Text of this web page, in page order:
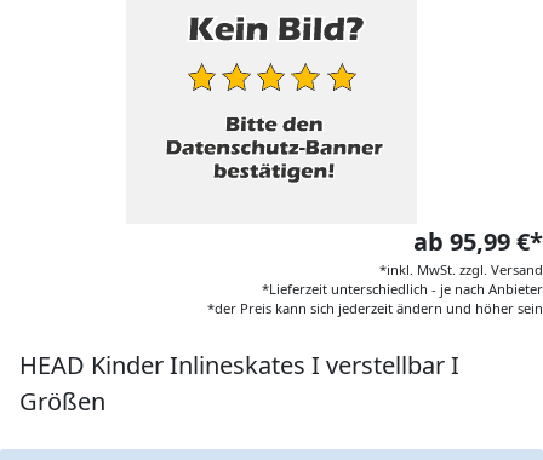
ab 95,99 €*
*inkl. MwSt. zzgl. Versand
*Lieferzeit unterschiedlich - je nach Anbieter
*der Preis kann sich jederzeit ändern und höher sein
HEAD Kinder Inlineskates I verstellbar I
Größen